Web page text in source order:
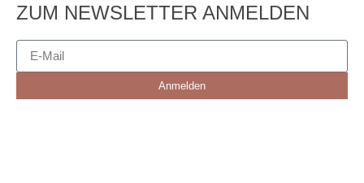
ZUM NEWSLETTER ANMELDEN
Anmelden